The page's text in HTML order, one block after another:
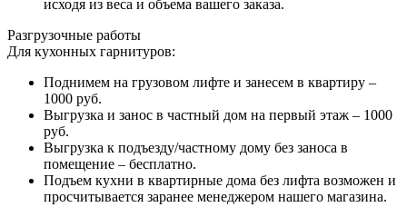
исходя из веса и объема вашего заказа.
Разгрузочные работы
Для кухонных гарнитуров:
Поднимем на грузовом лифте и занесем в квартиру –
1000 руб.
Выгрузка и занос в частный дом на первый этаж – 1000
руб.
Выгрузка к подъезду/частному дому без заноса в
помещение – бесплатно.
Подъем кухни в квартирные дома без лифта возможен и
просчитывается заранее менеджером нашего магазина.